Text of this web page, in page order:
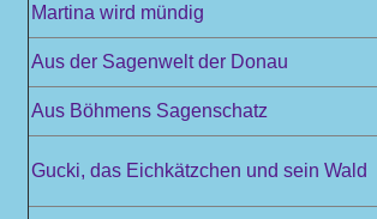
Martina wird mündig
Aus der Sagenwelt der Donau
Aus Böhmens Sagenschatz
Gucki, das Eichkätzchen und sein Wald